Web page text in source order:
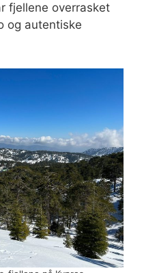
fjellene overrasket
og autentiske